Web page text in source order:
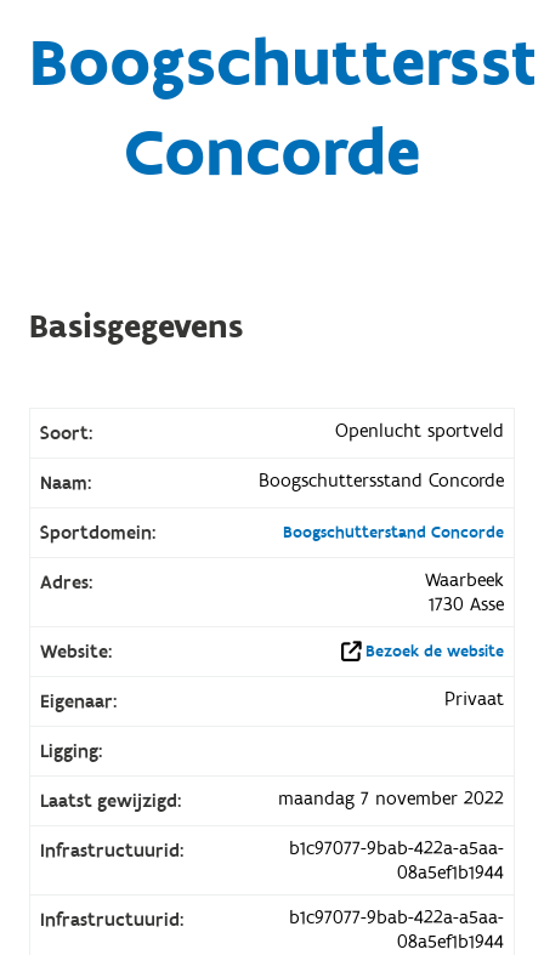
Concorde
Basisgegevens
Soort: Openlucht sportveld
Naam: Boogschuttersstand Concorde
Sportdomein: Boogschutterstand Concorde
Adres:
Waarbeek
1730 Asse
Website:
Bezoek de website
Eigenaar: Privaat
Ligging:
Laatst gewijzigd: maandag 7 november 2022
Infrastructuurid:
b1c97077-9bab-422a-a5aa-
08a5ef1b1944
Infrastructuurid:
b1c97077-9bab-422a-a5aa-
08a5ef1b1944